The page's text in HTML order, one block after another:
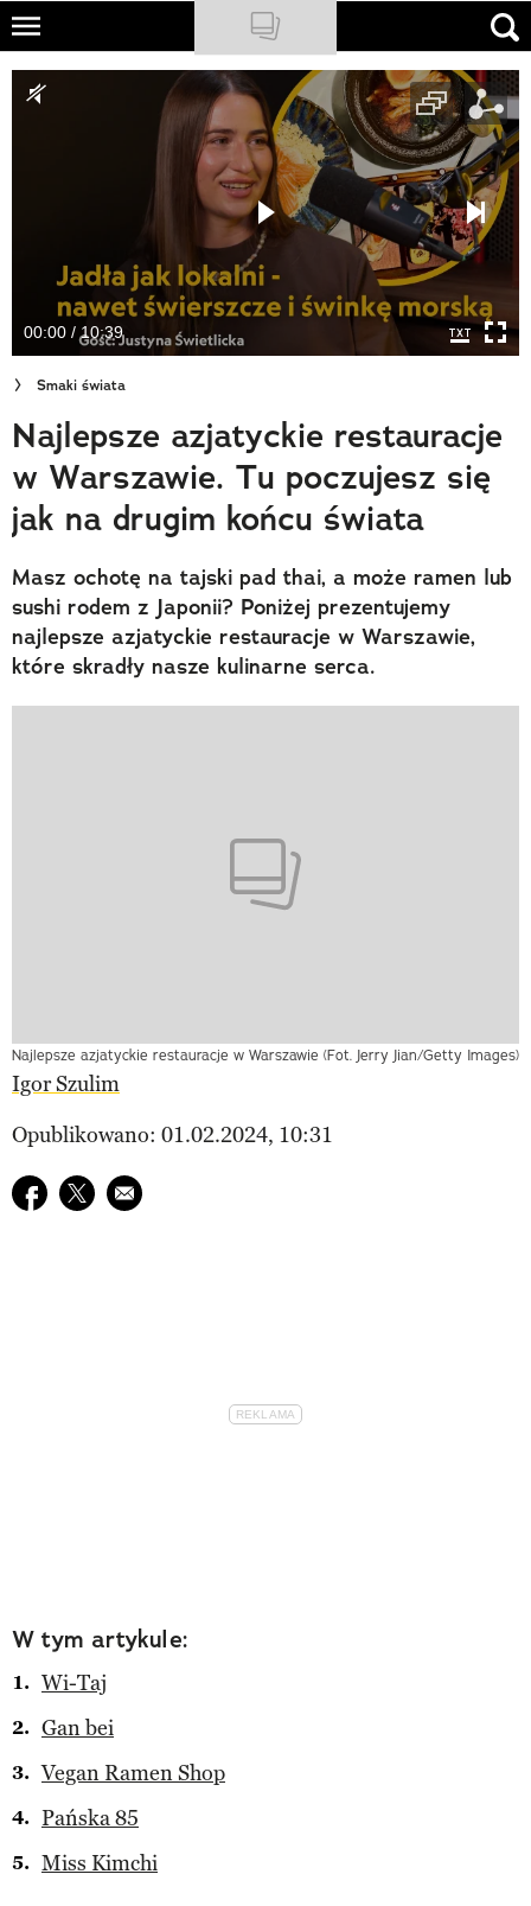
Skip
main
NATIONAL GEOGRAPHIC
Newsletter
Cuda Polski
Wielki Konkurs Fotograficzny
Trendbook Podróżniczy
Polecane
00:00 / 10:39
Smaki świata
Najlepsze azjatyckie restauracje
w Warszawie. Tu poczujesz się
jak na drugim końcu świata
Masz ochotę na tajski pad thai, a może ramen lub
sushi rodem z Japonii? Poniżej prezentujemy
najlepsze azjatyckie restauracje w Warszawie,
które skradły nasze kulinarne serca.
Najlepsze azjatyckie restauracje w Warszawie (Fot. Jerry Jian/Getty Images)
Igor Szulim
Opublikowano: 01.02.2024, 10:31
Udostępnij na facebook
Udostępnij na twitter
E-mail do przyjaciela
W tym artykule:
Wi-Taj
Gan bei
Vegan Ramen Shop
Pańska 85
Miss Kimchi